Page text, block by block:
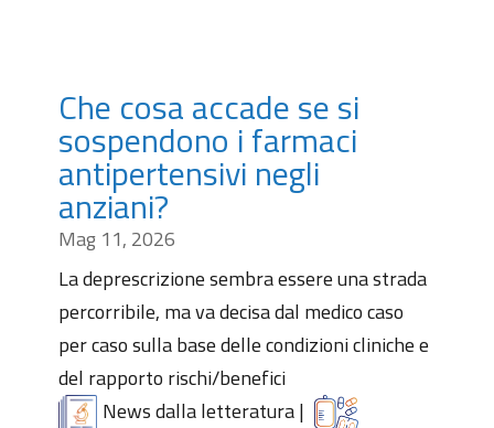
Che cosa accade se si
sospendono i farmaci
antipertensivi negli
anziani?
Mag 11, 2026
La deprescrizione sembra essere una strada
percorribile, ma va decisa dal medico caso
per caso sulla base delle condizioni cliniche e
del rapporto rischi/benefici
News dalla letteratura|